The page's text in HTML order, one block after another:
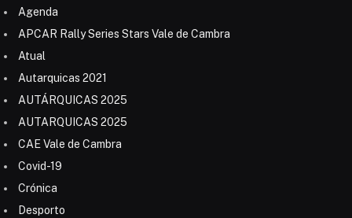
Agenda
APCAR Rally Series Stars Vale de Cambra
Atual
Autarquicas 2021
AUTÁRQUICAS 2025
AUTARQUICAS 2025
CAE Vale de Cambra
Covid-19
Crónica
Desporto